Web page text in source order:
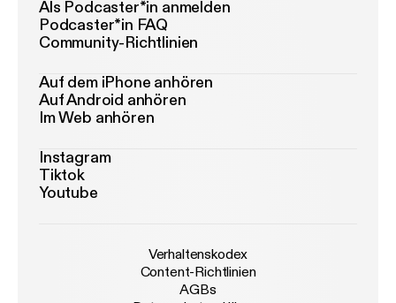
Als Podcaster*in anmelden
Podcaster*in FAQ
Community-Richtlinien
Auf dem iPhone anhören
Auf Android anhören
Im Web anhören
Instagram
Tiktok
Youtube
Verhaltenskodex
Content-Richtlinien
AGBs